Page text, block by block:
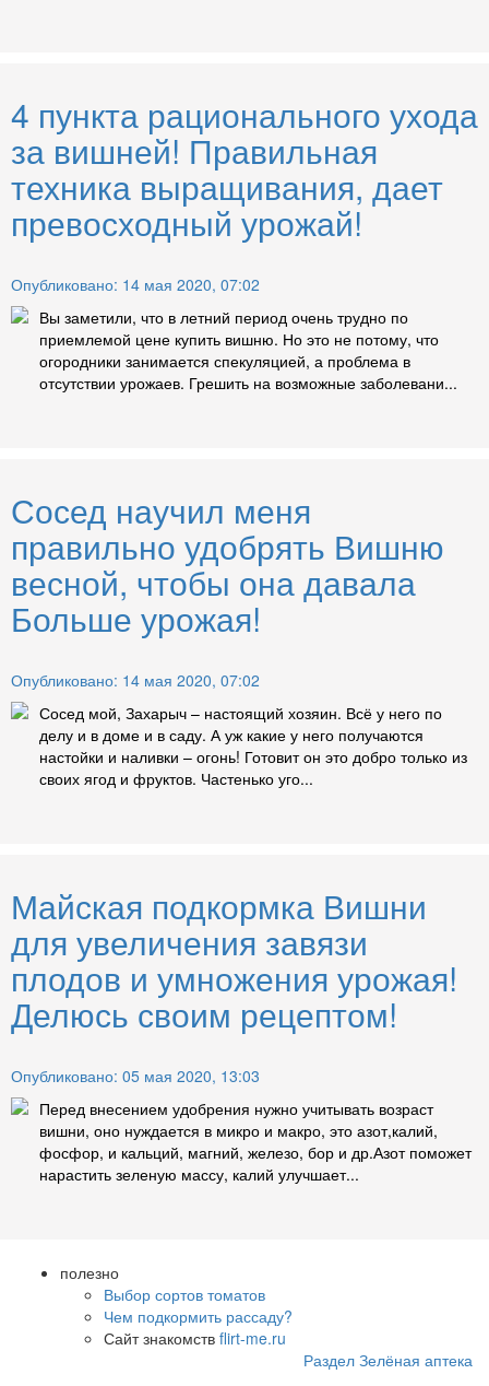
4 пункта рационального ухода
за вишней! Правильная
техника выращивания, дает
превосходный урожай!
Опубликовано: 14 мая 2020, 07:02
Вы заметили, что в летний период очень трудно по
приемлемой цене купить вишню. Но это не потому, что
огородники занимается спекуляцией, а проблема в
отсутствии урожаев. Грешить на возможные заболевани...
Сосед научил меня
правильно удобрять Вишню
весной, чтобы она давала
Больше урожая!
Опубликовано: 14 мая 2020, 07:02
Сосед мой, Захарыч – настоящий хозяин. Всё у него по
делу и в доме и в саду. А уж какие у него получаются
настойки и наливки – огонь! Готовит он это добро только из
своих ягод и фруктов. Частенько уго...
Майская подкормка Вишни
для увеличения завязи
плодов и умножения урожая!
Делюсь своим рецептом!
Опубликовано: 05 мая 2020, 13:03
Перед внесением удобрения нужно учитывать возраст
вишни, оно нуждается в микро и макро, это азот,калий,
фосфор, и кальций, магний, железо, бор и др.Азот поможет
нарастить зеленую массу, калий улучшает...
полезно
Выбор сортов томатов
Чем подкормить рассаду?
Сайт знакомств flirt-me.ru
Раздел Зелёная аптека